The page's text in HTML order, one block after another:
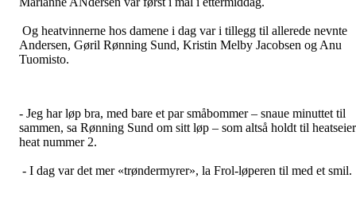
Og heatvinnerne hos damene i dag var i tillegg til allerede nevnte
Andersen, Gøril Rønning Sund, Kristin Melby Jacobsen og Anu
Tuomisto.
- Jeg har løp bra, med bare et par småbommer – snaue minuttet til
sammen, sa Rønning Sund om sitt løp – som altså holdt til
heat nummer 2.
- I dag var det mer «trøndermyrer», la Frol-løperen til med et smil.